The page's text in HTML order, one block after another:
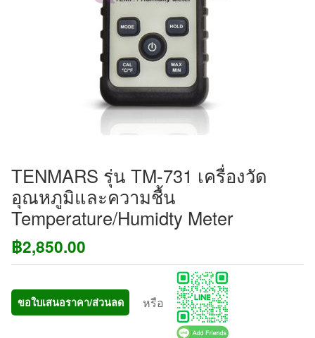
TENMARS รุ่น TM-731 เครื่องวัด
อุณหภูมิและความชื้น
Temperature/Humidty Meter
฿2,850.00
ขอใบเสนอราคา/ส่วนลด หรือ